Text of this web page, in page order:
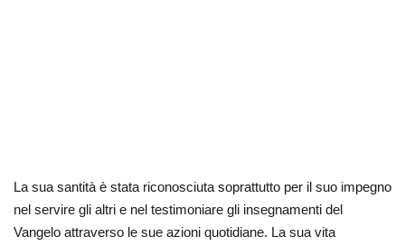
La sua santità è stata riconosciuta soprattutto per il suo impegno
nel servire gli altri e nel testimoniare gli insegnamenti del
Vangelo attraverso le sue azioni quotidiane. La sua vita